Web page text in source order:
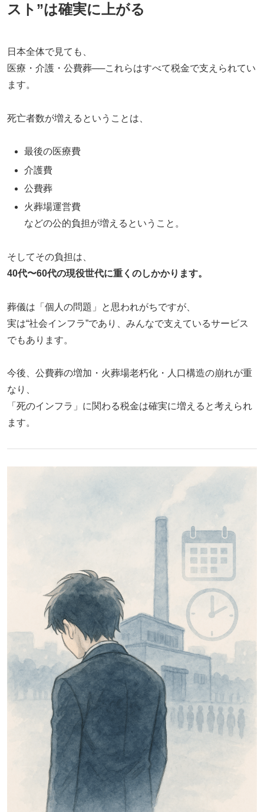
スト”は確実に上がる
日本全体で見ても、
医療・介護・公費葬──これらはすべて税金で支えられてい
ます。
死亡者数が増えるということは、
最後の医療費
介護費
公費葬
火葬場運営費
などの公的負担が増えるということ。
そしてその負担は、
40代〜60代の現役世代に重くのしかかります。
葬儀は「個人の問題」と思われがちですが、
実は“社会インフラ”であり、みんなで支えているサービス
でもあります。
今後、公費葬の増加・火葬場老朽化・人口構造の崩れが重
なり、
「死のインフラ」に関わる税金は確実に増えると考えられ
ます。